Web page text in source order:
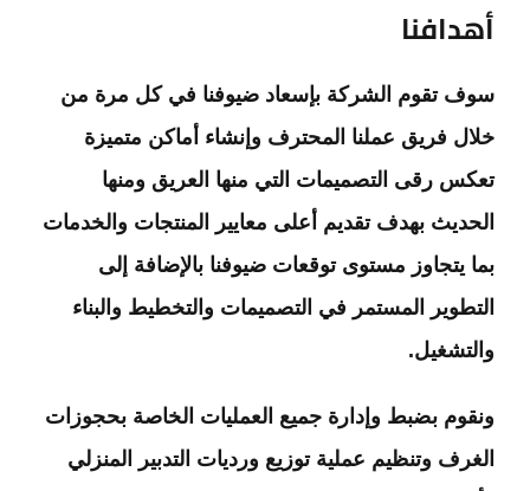
أهدافنا
سوف تقوم الشركة بإسعاد ضيوفنا في كل مرة من
خلال فريق عملنا المحترف وإنشاء أماكن متميزة
تعكس رقى التصميمات التي منها العريق ومنها
الحديث بهدف تقديم أعلى معايير المنتجات والخدمات
بما يتجاوز مستوى توقعات ضيوفنا بالإضافة إلى
التطوير المستمر في التصميمات والتخطيط والبناء
والتشغيل.
ونقوم بضبط وإدارة جميع العمليات الخاصة بحجوزات
الغرف وتنظيم عملية توزيع ورديات التدبير المنزلي